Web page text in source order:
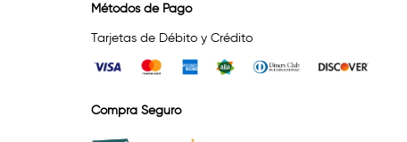
Métodos de Pago
Tarjetas de Débito y Crédito
Compra Seguro